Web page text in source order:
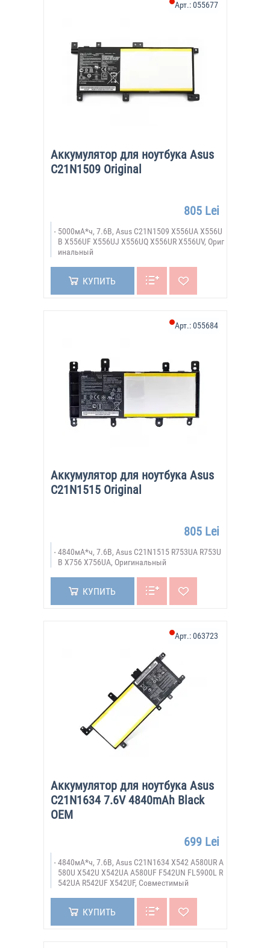
Аккумулятор для ноутбука Asus
C21N1509 Original
Арт.:055677
805 Lei
5000мА*ч, 7.6В, Asus C21N1509 X556UA X556U
B X556UF X556UJ X556UQ X556UR X556UV, Ориг
инальный
КУПИТЬ
Аккумулятор для ноутбука Asus
C21N1515 Original
Арт.:055684
805 Lei
4840мА*ч, 7.6В, Asus C21N1515 R753UA R753U
B X756 X756UA, Оригинальный
КУПИТЬ
Аккумулятор для ноутбука Asus
C21N1634 7.6V 4840mAh Black
OEM
Арт.:063723
699 Lei
4840мА*ч, 7.6В, Asus C21N1634 X542 A580UR A
580U X542U X542UA A580UF F542UN FL5900L R
542UA R542UF X542UF, Совместимый
КУПИТЬ